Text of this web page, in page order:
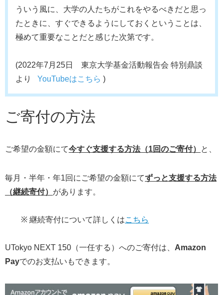
ういう風に、大学の人たちがこれをやるべきだと思っ
たときに、すぐできるようにしておくということは、
極めて重要なことだと感じた次第です。
(2022年7月25日 東京大学基金活動報告会 特別鼎談
より YouTubeはこちら )
ご寄付の方法
ご希望の金額にて今すぐ支援する方法（1回のご寄付） と、
毎月・半年・年1回にご希望の金額にてずっと支援する方法
（継続寄付） があります。
※ 継続寄付について詳しくはこちら
UTokyo NEXT 150（一任する）へのご寄付は、 Amazon
Payでのお支払いもできます。